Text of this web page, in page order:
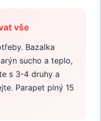
vše
Bazalka
sucho a teplo,
s 3-4 druhy a
Parapet plný 15